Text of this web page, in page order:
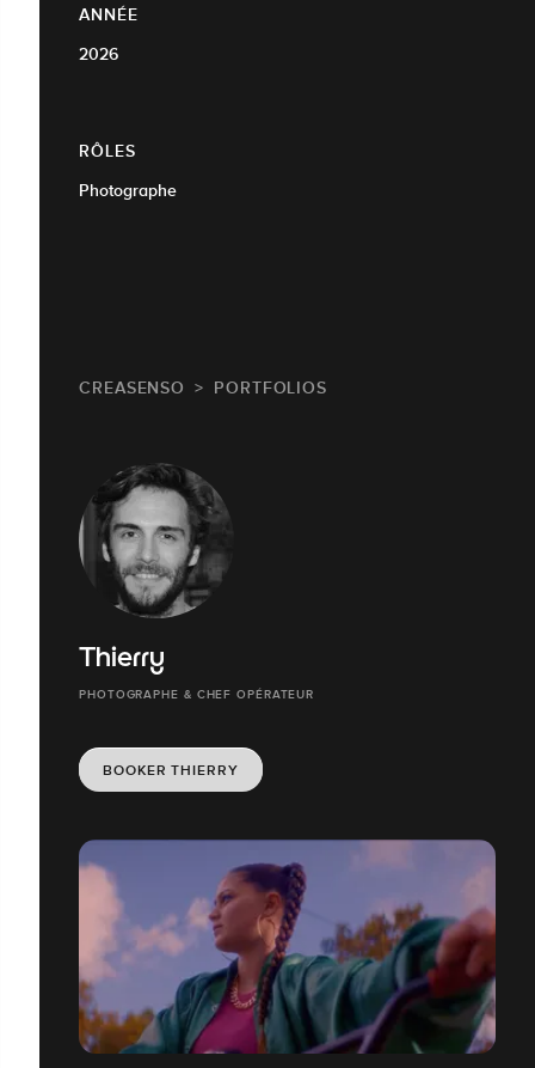
ANNÉE
2026
RÔLES
Photographe
CREASENSO PORTFOLIOS
Thierry
PHOTOGRAPHE & CHEF OPÉRATEUR
BOOKER THIERRY